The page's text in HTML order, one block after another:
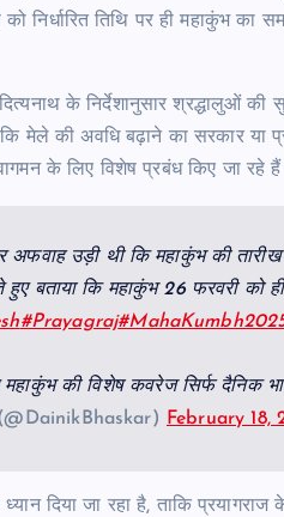
को निर्धारित तिथि पर ही महाकुंभ
के निर्देशानुसार श्रद्धालुओं की
मेले की अवधि बढ़ाने का सरकार
के लिए विशेष प्रबंध किए जा
अफवाह उड़ी थी कि महाकुंभ की
हुए बताया कि महाकुंभ 26 फरवरी को
#Prayagraj
महाकुंभ की विशेष कवरेज सिर्फ दैनिक
February 18,
दिया जा रहा है, ताकि